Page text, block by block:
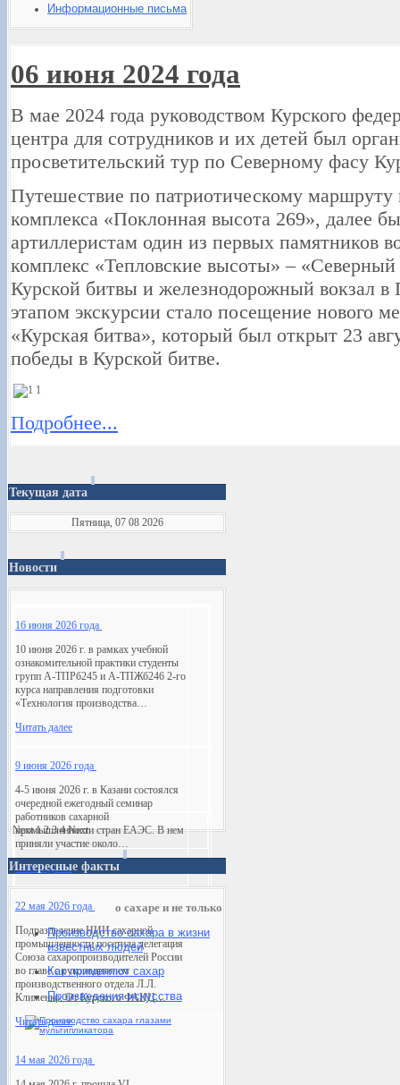
Информационные письма
06 июня 2024 года
В мае 2024 года руководством Курского
центра для сотрудников и их детей был
просветительский тур по Северному фасу
Путешествие по патриотическому маршруту
комплекса «Поклонная высота 269», далее
артиллеристам один из первых памятников
комплекс «Тепловские высоты» –
Курской битвы и железнодорожный вокзал
этапом экскурсии стало посещение нового
«Курская битва», который был открыт 23
победы в Курской битве.
Подробнее...
Текущая дата
Пятница, 07 08 2026
Новости
16 июня 2026 года
10 июня 2026 г. в рамках учебной
ознакомительной практики студенты
групп А-ТПРб245 и А-ТПЖб246 2-го
курса направления подготовки
«Технология производства…
Читать далее
9 июня 2026 года
4-5 июня 2026 г. в Казани состоялся
очередной ежегодный семинар
работников сахарной
промышленности стран ЕАЭС. В нем
приняли участие около…
Читать далее
22 мая 2026 года
Подразделение НИИ сахарной
промышленности посетила делегация
Союза сахаропроизводителей России
во главе с руководителем
производственного отдела Л.Л.
Клименко. От Курского ФАНЦ…
Читать далее
14 мая 2026 года
Next1234Next
Интересные факты
о сахаре и не только
Производство сахара в жизни
известных людей
Как применяют сахар
Произведения искусства